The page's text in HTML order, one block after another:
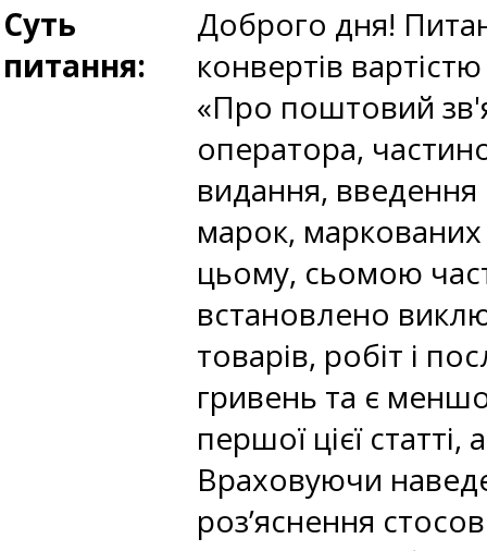
Суть
питання:
Доброго дня!
конвертів
«Про поштовий
оператора,
видання,
марок, маркованих
цьому, сьомою
встановлено
товарів, робіт і
гривень та є
першої цієї
Враховуючи
роз’яснення